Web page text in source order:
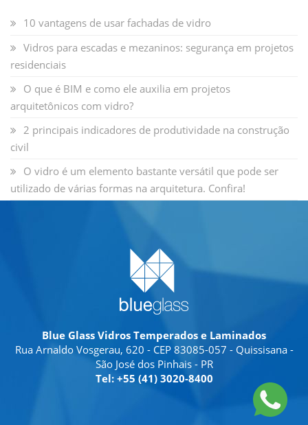
10 vantagens de usar fachadas de vidro
Vidros para escadas e mezaninos: segurança em projetos
residenciais
O que é BIM e como ele auxilia em projetos
arquitetônicos com vidro?
2 principais indicadores de produtividade na construção
civil
O vidro é um elemento bastante versátil que pode ser
utilizado de várias formas na arquitetura. Confira!
Blue Glass Vidros Temperados e Laminados
Rua Arnaldo Vosgerau, 620 - CEP 83085-057 - Quissisana -
São José dos Pinhais - PR
Tel: +55 (41) 3020-8400